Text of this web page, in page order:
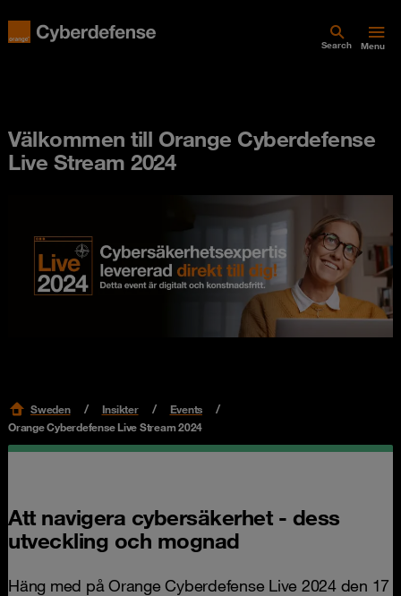
Search Menu
Välkommen till Orange Cyberdefense
Live Stream 2024
Sweden Insikter
Events
Orange Cyberdefense Live Stream 2024
Att navigera cybersäkerhet - dess
utveckling och mognad
Häng med på Orange Cyberdefense Live 2024 den 17